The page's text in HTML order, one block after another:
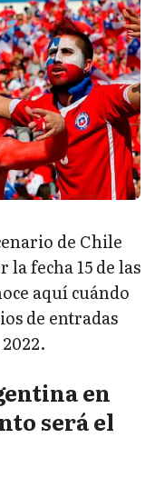
de Chile
fecha 15 de las
aquí cuándo
de entradas
en
será el